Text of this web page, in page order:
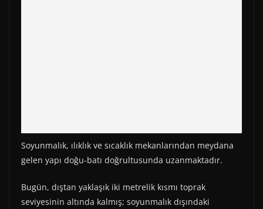
Soyunmalık, ılıklık ve sıcaklık mekanlarından meydana
gelen yapı doğu-batı doğrultusunda uzanmaktadır.
Bugün, dıştan yaklaşık iki metrelik kısmı toprak
seviyesinin altında kalmış; soyunmalık dışındaki